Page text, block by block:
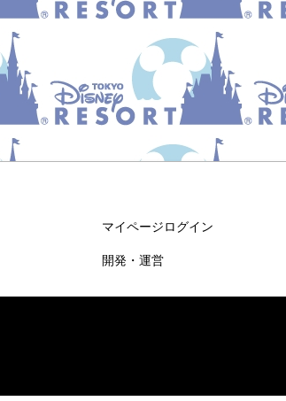
マイページログイン
開発・運営